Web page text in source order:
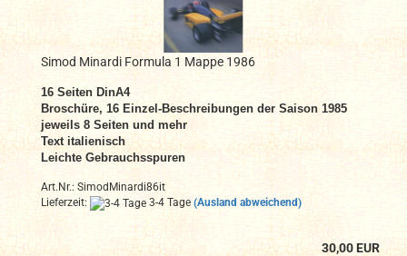
Simod Minardi Formula 1 Mappe 1986
16 Seiten DinA4
Broschüre, 16 Einzel-Beschreibungen der Saison 1985
jeweils 8 Seiten und mehr
Text italienisch
Leichte Gebrauchsspuren
Art.Nr.: SimodMinardi86it
Lieferzeit:
3-4 Tage (Ausland abweichend)
30,00 EUR